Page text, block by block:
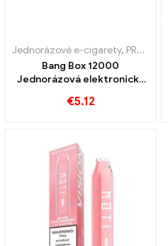
Jednorázové e-cigarety, PRODEJ %
Bang Box 12000
Jednorázová elektronická
bezcelní doručení
€5.12